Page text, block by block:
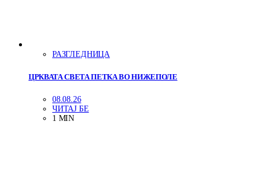
РАЗГЛЕДНИЦА
ЦРКВАТА СВЕТА ПЕТКА ВО НИЖЕПОЛЕ
08.08.26
ЧИТАЈ БЕ
1 MIN